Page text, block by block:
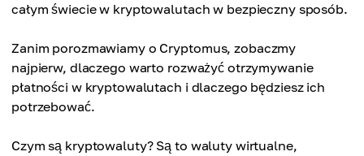
całym świecie w kryptowalutach w bezpieczny sposób.
Zanim porozmawiamy o Cryptomus, zobaczmy
najpierw, dlaczego warto rozważyć otrzymywanie
płatności w kryptowalutach i dlaczego będziesz ich
potrzebować.
Czym są kryptowaluty? Są to waluty wirtualne,